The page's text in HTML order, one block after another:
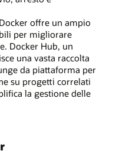
Docker offre un ampio
per migliorare
Docker Hub, un
una vasta raccolta
da piattaforma per
su progetti correlati
la gestione delle